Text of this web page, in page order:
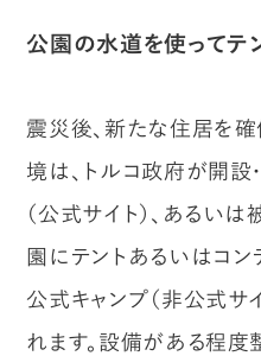
公園の水道を使ってテ
震災後、新たな住居を
境は、トルコ政府が開
（公式サイト）、あるい
園にテントあるいはコ
公式キャンプ（非公式サ
れます。設備がある程度